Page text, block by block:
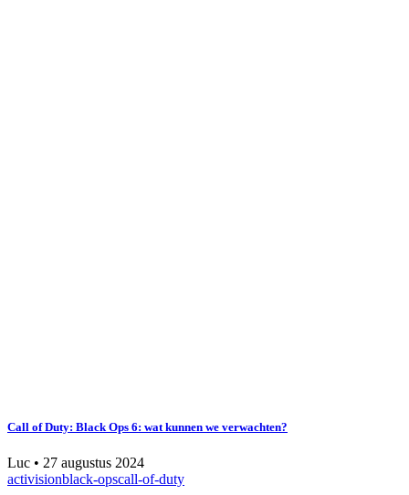
Call of Duty: Black Ops 6: wat kunnen we verwachten?
Luc • 27 augustus 2024
activisionblack-opscall-of-duty